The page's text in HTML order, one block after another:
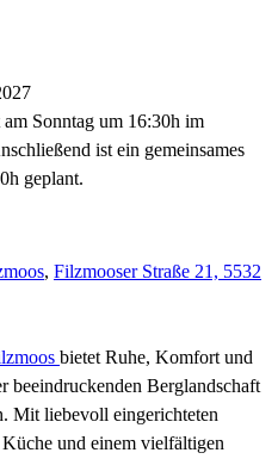
Sonntag um 16:30h im
ist ein gemeinsames
geplant.
, Filzmooser Straße 21, 5532
bietet Ruhe, Komfort und
beeindruckenden Berglandschaft
Mit liebevoll eingerichteten
und einem vielfältigen